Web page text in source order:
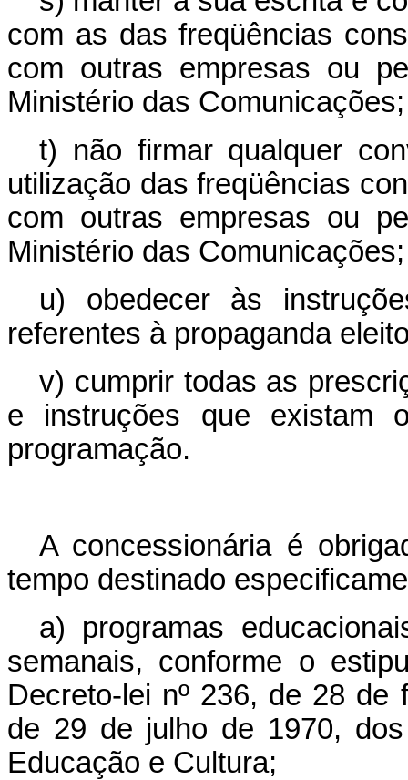
com as das freqüências
com outras empresas ou
Ministério das Comunicações;
t) não firmar qualquer
utilização das freqüências
com outras empresas ou
Ministério das Comunicações;
u) obedecer às
referentes à propaganda
v) cumprir todas as
e instruções que existam
programação.
A concessionária é
tempo destinado
a) programas
semanais, conforme o
Decreto-lei nº 236, de 28 de
de 29 de julho de 1970,
Educação e Cultura;